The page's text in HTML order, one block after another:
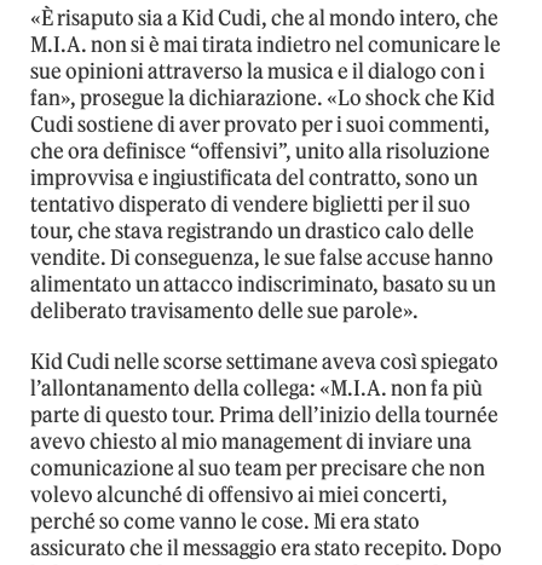
«È risaputo sia a Kid Cudi, che al mondo intero, che
M.I.A. non si è mai tirata indietro nel comunicare le
sue opinioni attraverso la musica e il dialogo con i
fan», prosegue la dichiarazione. «Lo shock che Kid
Cudi sostiene di aver provato per i suoi commenti,
che ora definisce “offensivi”, unito alla risoluzione
improvvisa e ingiustificata del contratto, sono un
tentativo disperato di vendere biglietti per il suo
tour, che stava registrando un drastico calo delle
vendite. Di conseguenza, le sue false accuse hanno
alimentato un attacco indiscriminato, basato su un
deliberato travisamento delle sue parole».
Kid Cudi nelle scorse settimane aveva così spiegato
l’allontanamento della collega: «M.I.A. non fa più
parte di questo tour. Prima dell’inizio della tournée
avevo chiesto al mio management di inviare una
comunicazione al suo team per precisare che non
volevo alcunché di offensivo ai miei concerti,
perché so come vanno le cose. Mi era stato
assicurato che il messaggio era stato recepito. Dopo